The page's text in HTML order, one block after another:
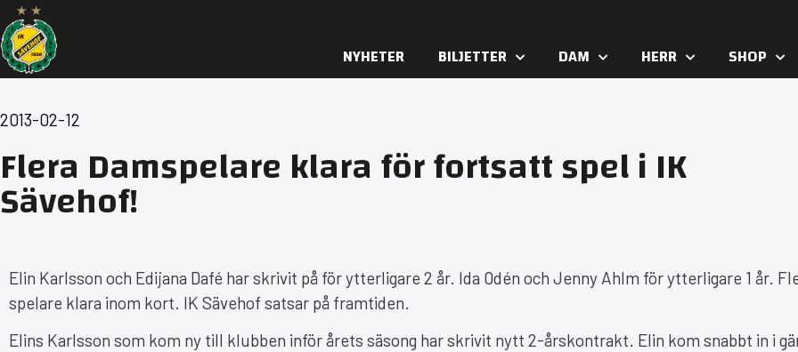
NYHETER BILJETTER DAM HERR SHOP
2013-02-12
Flera Damspelare klara för fortsatt spel i IK
Sävehof!
Elin Karlsson och Edijana Dafé har skrivit på för ytterligare 2 år. Ida 0dén och Jenny Ahlm för ytterligare 1 år.
spelare klara inom kort. IK Sävehof satsar på framtiden.
Elins Karlsson som kom ny till klubben inför årets säsong har skrivit nytt 2-årskontrakt. Elin kom snabbt in i